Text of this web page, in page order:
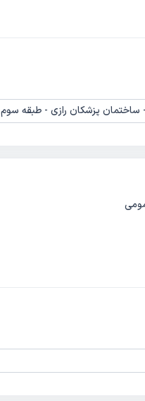
پزشکان رازی - طبقه سوم